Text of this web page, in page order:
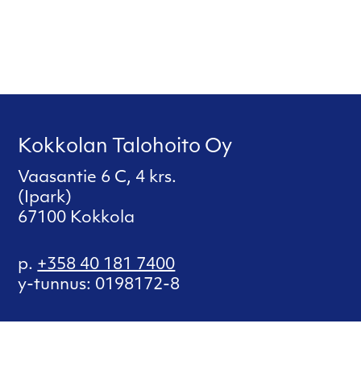
Kokkolan Talohoito Oy
Vaasantie 6 C, 4 krs.
(Ipark)
67100 Kokkola
p. +358 40 181 7400
y-tunnus: 0198172-8